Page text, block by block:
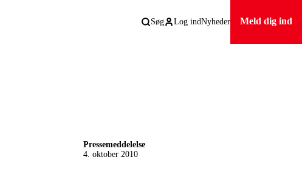
Søg Log indNyheder Meld dig ind
Pressemeddelelse
4. oktober 2010